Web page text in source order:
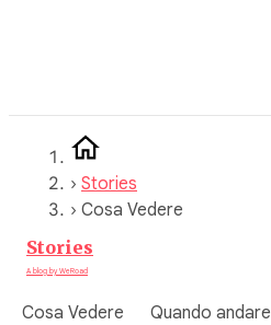
› Stories
› Cosa Vedere
Stories
A blog by WeRoad
Cosa Vedere Quando andare